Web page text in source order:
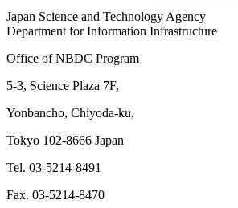
Japan Science and Technology Agency
Department for Information Infrastructure
Office of NBDC Program
5-3, Science Plaza 7F,
Yonbancho, Chiyoda-ku,
Tokyo 102-8666 Japan
Tel. 03-5214-8491
Fax. 03-5214-8470